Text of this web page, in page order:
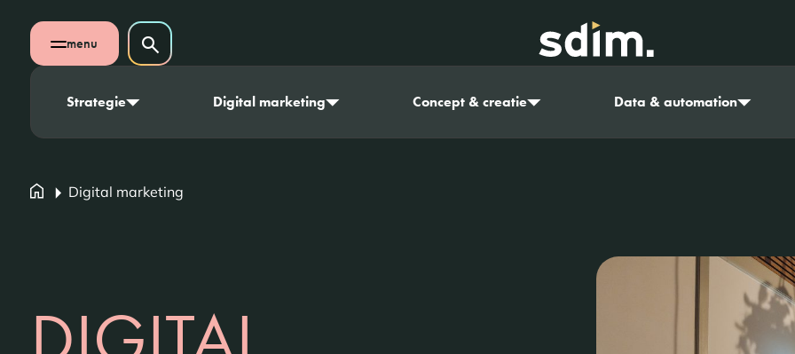
Navigatie overslaan
Open mobiel menu
menu Zoeken op website
Zoeken
Strategie Digital marketing Concept & creatie Data & automation
Digital marketing